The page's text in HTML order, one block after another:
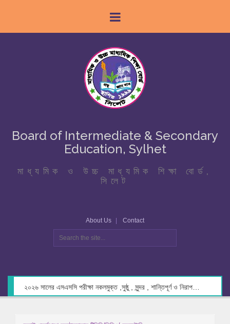
Board of Intermediate & Secondary
Education, Sylhet
মাধ্যমিক ও উচ্চ মাধ্যমিক শিক্ষা বোর্ড,
সিলেট
About Us Contact